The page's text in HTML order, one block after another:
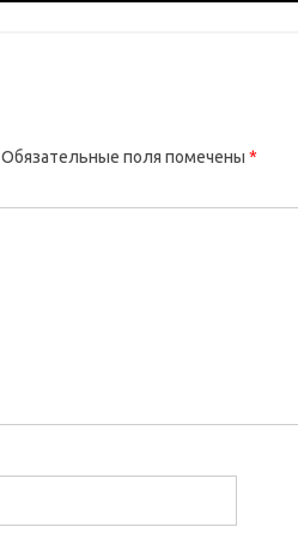
Обязательные поля помечены *